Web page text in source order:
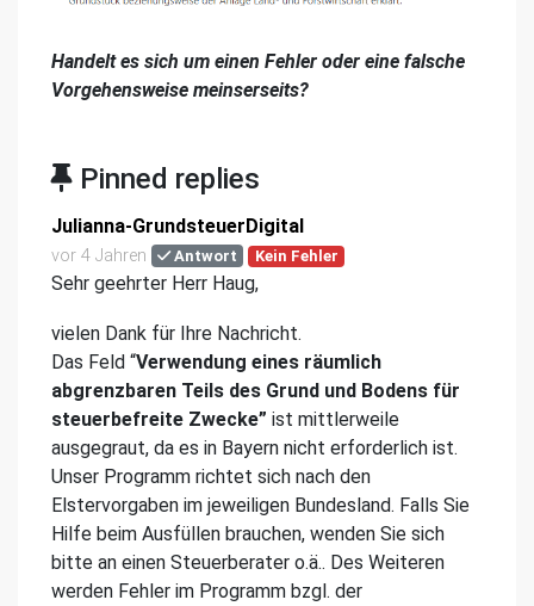
Handelt es sich um einen Fehler oder eine falsche
Vorgehensweise meinserseits?
Pinned replies
Julianna-GrundsteuerDigital
vor 4 Jahren Antwort Kein Fehler
Sehr geehrter Herr Haug,
vielen Dank für Ihre Nachricht.
Das Feld “Verwendung eines räumlich
abgrenzbaren Teils des Grund und Bodens für
steuerbefreite Zwecke” ist mittlerweile
ausgegraut, da es in Bayern nicht erforderlich ist.
Unser Programm richtet sich nach den
Elstervorgaben im jeweiligen Bundesland. Falls Sie
Hilfe beim Ausfüllen brauchen, wenden Sie sich
bitte an einen Steuerberater o.ä.. Des Weiteren
werden Fehler im Programm bzgl. der